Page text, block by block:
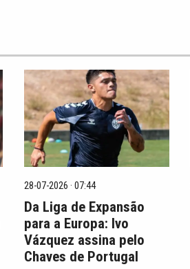
28-07-2026 · 07:44
Da Liga de Expansão
para a Europa: Ivo
Vázquez assina pelo
Chaves de Portugal